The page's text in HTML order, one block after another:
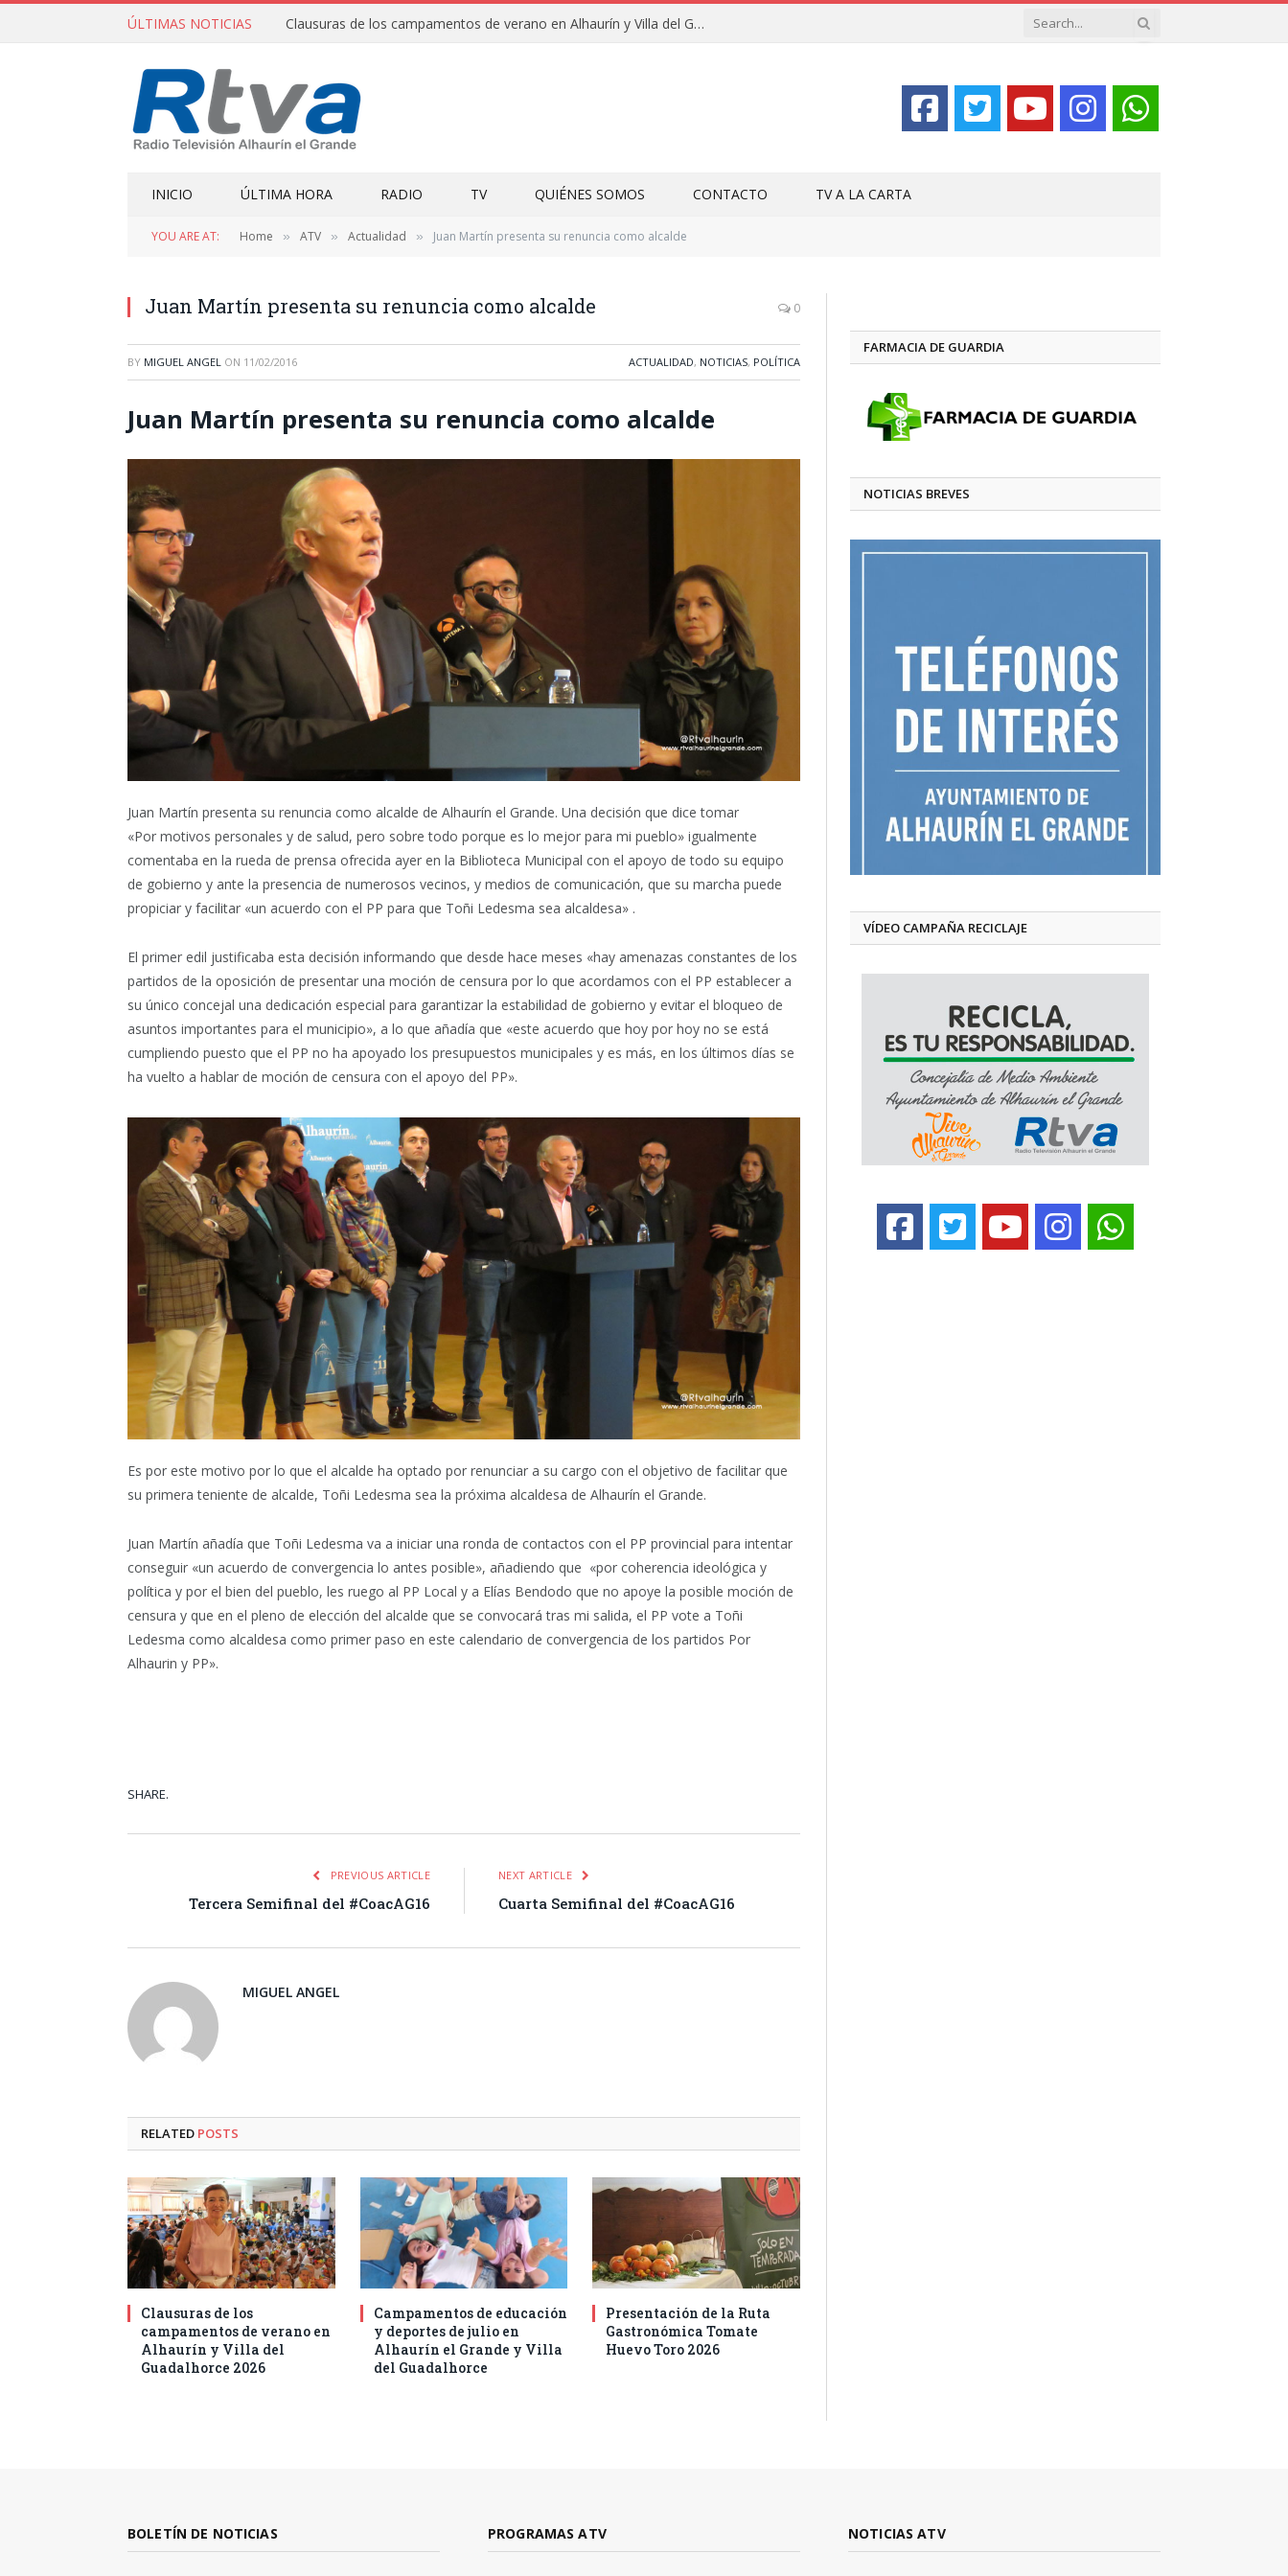
ÚLTIMAS NOTICIAS Clausuras de los campamentos de verano en Alhaurín y Villa del Guadalhorce 2026
INICIO ÚLTIMA HORA RADIO TV QUIÉNES SOMOS CONTACTO TV A LA CARTA
YOU ARE AT: Home » ATV » Actualidad » Juan Martín presenta su renuncia como alcalde
Juan Martín presenta su renuncia como alcalde 0
BY MIGUEL ANGEL ON 11/02/2016 ACTUALIDAD, NOTICIAS, POLÍTICA
Juan Martín presenta su renuncia como alcalde
Juan Martín presenta su renuncia como alcalde de Alhaurín el Grande. Una decisión que dice tomar
«Por motivos personales y de salud, pero sobre todo porque es lo mejor para mi pueblo» igualmente
comentaba en la rueda de prensa ofrecida ayer en la Biblioteca Municipal con el apoyo de todo su equipo
de gobierno y ante la presencia de numerosos vecinos, y medios de comunicación, que su marcha puede
propiciar y facilitar «un acuerdo con el PP para que Toñi Ledesma sea alcaldesa» .
El primer edil justificaba esta decisión informando que desde hace meses «hay amenazas constantes de los
partidos de la oposición de presentar una moción de censura por lo que acordamos con el PP establecer a
su único concejal una dedicación especial para garantizar la estabilidad de gobierno y evitar el bloqueo de
asuntos importantes para el municipio», a lo que añadía que «este acuerdo que hoy por hoy no se está
cumpliendo puesto que el PP no ha apoyado los presupuestos municipales y es más, en los últimos días se
ha vuelto a hablar de moción de censura con el apoyo del PP».
Es por este motivo por lo que el alcalde ha optado por renunciar a su cargo con el objetivo de facilitar que
su primera teniente de alcalde, Toñi Ledesma sea la próxima alcaldesa de Alhaurín el Grande.
Juan Martín añadía que Toñi Ledesma va a iniciar una ronda de contactos con el PP provincial para intentar
conseguir «un acuerdo de convergencia lo antes posible», añadiendo que «por coherencia ideológica y
política y por el bien del pueblo, les ruego al PP Local y a Elías Bendodo que no apoye la posible moción de
censura y que en el pleno de elección del alcalde que se convocará tras mi salida, el PP vote a Toñi
Ledesma como alcaldesa como primer paso en este calendario de convergencia de los partidos Por
Alhaurin y PP».
SHARE.
PREVIOUS ARTICLE
Tercera Semifinal del #CoacAG16
NEXT ARTICLE
Cuarta Semifinal del #CoacAG16
MIGUEL ANGEL
RELATED POSTS
Clausuras de los
campamentos de verano en
Alhaurín y Villa del
Guadalhorce 2026
Campamentos de educación
y deportes de julio en
Alhaurín el Grande y Villa
del Guadalhorce
Presentación de la Ruta
Gastronómica Tomate
Huevo Toro 2026
FARMACIA DE GUARDIA
NOTICIAS BREVES
VÍDEO CAMPAÑA RECICLAJE
BOLETÍN DE NOTICIAS PROGRAMAS ATV NOTICIAS ATV